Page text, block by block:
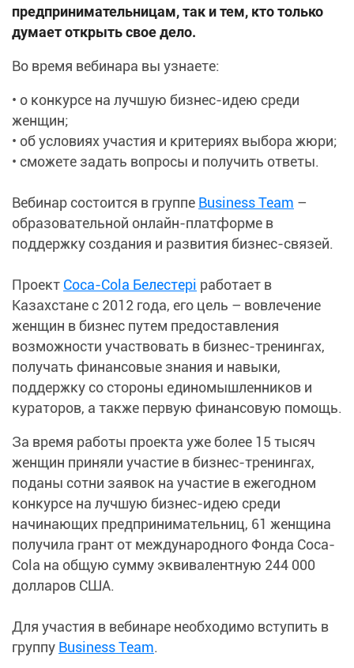
предпринимательницам, так и тем, кто только
думает открыть свое дело.
Во время вебинара вы узнаете:
• о конкурсе на лучшую бизнес-идею среди
женщин;
• об условиях участия и критериях выбора жюри;
• сможете задать вопросы и получить ответы.
Вебинар состоится в группе Business Team –
образовательной онлайн-платформе в
поддержку создания и развития бизнес-связей.
Проект Coca-Cola Белестері работает в
Казахстане с 2012 года, его цель – вовлечение
женщин в бизнес путем предоставления
возможности участвовать в бизнес-тренингах,
получать финансовые знания и навыки,
поддержку со стороны единомышленников и
кураторов, а также первую финансовую помощь.
За время работы проекта уже более 15 тысяч
женщин приняли участие в бизнес-тренингах,
поданы сотни заявок на участие в ежегодном
конкурсе на лучшую бизнес-идею среди
начинающих предпринимательниц, 61 женщина
получила грант от международного Фонда Coca-
Cola на общую сумму эквивалентную 244 000
долларов США.
Для участия в вебинаре необходимо вступить в
группу Business Team.